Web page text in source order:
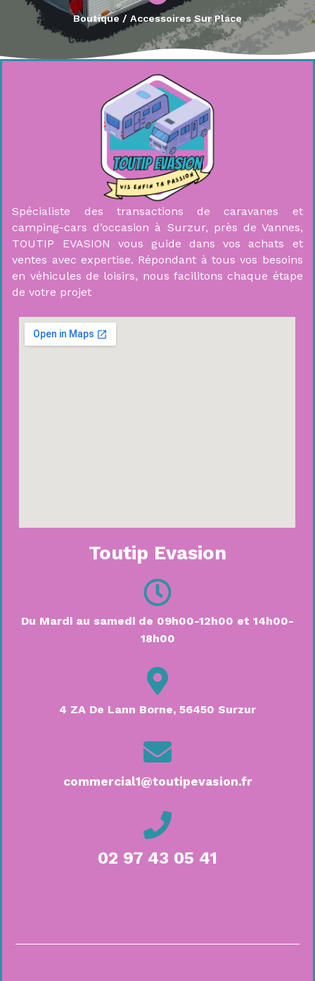
Boutique / Accessoires Sur Place
Spécialiste des transactions de caravanes et
camping-cars d’occasion à Surzur, près de Vannes,
TOUTIP EVASION vous guide dans vos achats et
ventes avec expertise. Répondant à tous vos besoins
en véhicules de loisirs, nous facilitons chaque étape
de votre projet
Toutip Evasion
Du Mardi au samedi de 09h00-12h00 et 14h00-
18h00
4 ZA De Lann Borne, 56450 Surzur
commercial1@toutipevasion.fr
02 97 43 05 41